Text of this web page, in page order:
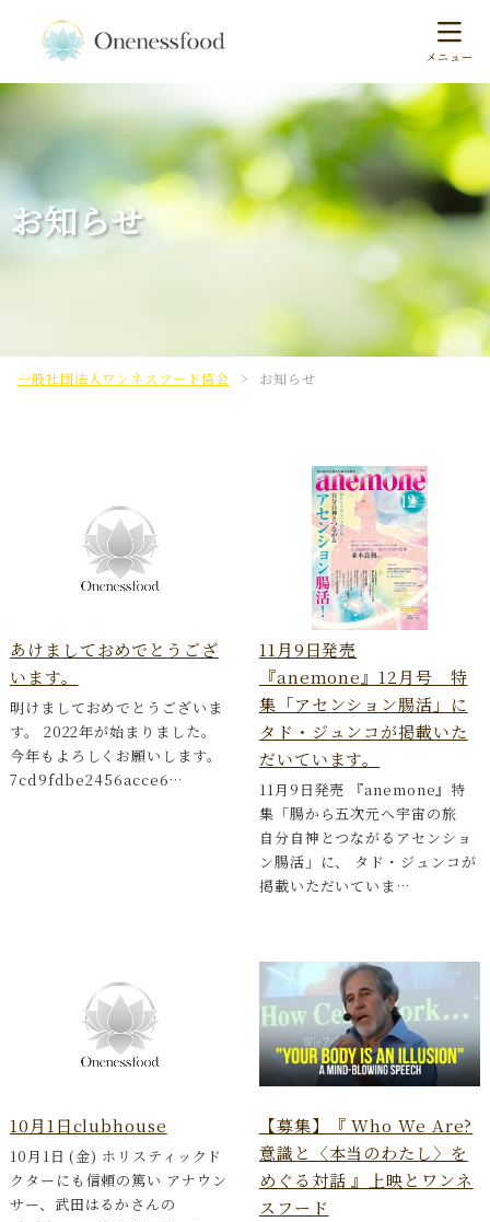
お知らせ
一般社団法人ワンネスフード協会 > お知らせ
あけましておめでとうござ
います。
明けましておめでとうございま
す。 2022年が始まりました。
今年もよろしくお願いします。
7cd9fdbe2456acce6…
11月9日発売
『anemone』12月号 特
集「アセンション腸活」に
タド・ジュンコが掲載いた
だいています。
11月9日発売 『anemone』特
集「腸から五次元へ宇宙の旅
自分自神とつながるアセンショ
ン腸活」に、 タド・ジュンコが
掲載いただいていま…
10月1日clubhouse
10月1日 (金) ホリスティックド
クターにも信頼の篤い アナウン
サー、武田はるかさんの
【募集】『 Who We Are?
意識と〈本当のわたし〉を
めぐる対話 』上映とワンネ
スフード